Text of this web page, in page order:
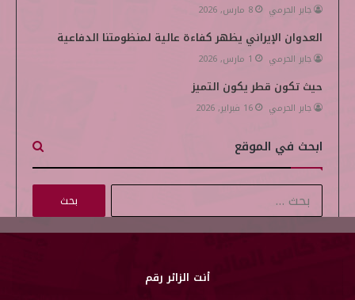
جابر الحرمي 8 مارس, 2026
العدوان الإيراني يظهر كفاءة عالية لمنظومتنا الدفاعية
جابر الحرمي 1 مارس, 2026
حيث تكون قطر يكون التميز
جابر الحرمي 16 فبراير, 2026
ابحث في الموقع
ل
ب
أنت الزائر رقم